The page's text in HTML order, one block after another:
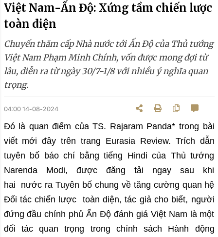
Việt Nam-Ấn Độ: Xứng tầm chiến lược
toàn diện
Chuyến thăm cấp Nhà nước tới Ấn Độ của Thủ tướng
Việt Nam Phạm Minh Chính, vốn được mong đợi từ
lâu, diễn ra từ ngày 30/7-1/8 với nhiều ý nghĩa quan
trọng.
04:00 14-08-2024
Đó là quan điểm của TS. Rajaram Panda* trong bài
viết mới đây trên trang Eurasia Review. Trích dẫn
tuyên bố báo chí bằng tiếng Hindi của Thủ tướng
Narenda Modi, được đăng tải ngay sau khi
hai nước ra Tuyên bố chung về tăng cường quan hệ
Đối tác chiến lược toàn diện, tác giả cho biết, người
đứng đầu chính phủ Ấn Độ đánh giá Việt Nam là một
đối tác quan trọng trong chính sách Hành động